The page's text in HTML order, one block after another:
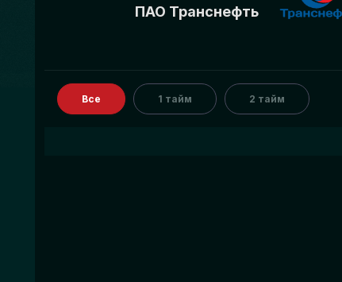
ПАО Транснефть
Все 1 тайм 2 тайм